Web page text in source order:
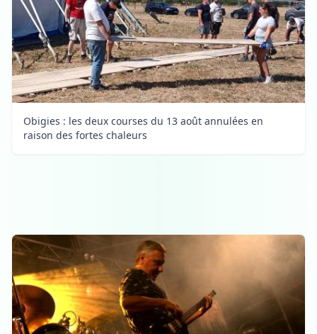
Obigies : les deux courses du 13 août annulées en
raison des fortes chaleurs